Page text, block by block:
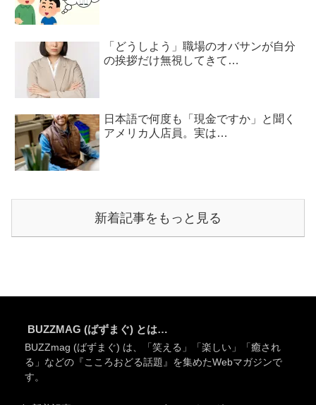
「どうしよう」職場のオバサンが自分
の挨拶だけ無視してきて…
日本語で何度も「現金ですか」と聞く
アメリカ人店員。実は…
新着記事をもっと見る
BUZZMAG (ばずまぐ) とは…
BUZZmag (ばずまぐ) は、「笑える」「楽しい」「癒され
る」などの『こころおどる話題』を集めたWebマガジンで
す。